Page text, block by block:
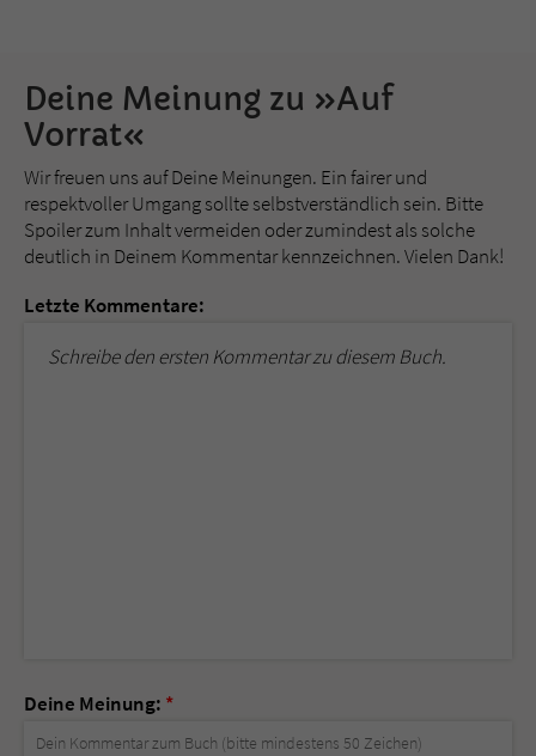
Deine Meinung zu »Auf
Vorrat«
Wir freuen uns auf Deine Meinungen. Ein fairer und
respektvoller Umgang sollte selbstverständlich sein. Bitte
Spoiler zum Inhalt vermeiden oder zumindest als solche
deutlich in Deinem Kommentar kennzeichnen. Vielen Dank!
Letzte Kommentare:
Schreibe den ersten Kommentar zu diesem Buch.
Deine Meinung: *